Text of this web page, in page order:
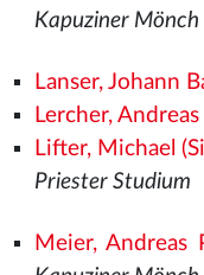
Kapuziner Mönch
Lanser, Johann
Lercher, Andreas
Lifter, Michael
Priester Studium
Meier, Andreas